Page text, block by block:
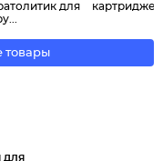
для
картридже
товары
для